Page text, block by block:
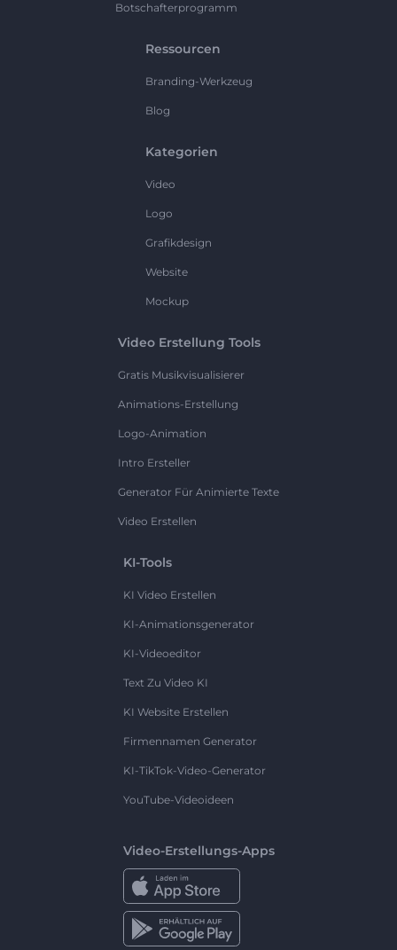
Botschafterprogramm
Ressourcen
Branding-Werkzeug
Blog
Kategorien
Video
Logo
Grafikdesign
Website
Mockup
Video Erstellung Tools
Gratis Musikvisualisierer
Animations-Erstellung
Logo-Animation
Intro Ersteller
Generator Für Animierte Texte
Video Erstellen
KI-Tools
KI Video Erstellen
KI-Animationsgenerator
KI-Videoeditor
Text Zu Video KI
KI Website Erstellen
Firmennamen Generator
KI-TikTok-Video-Generator
YouTube-Videoideen
Video-Erstellungs-Apps